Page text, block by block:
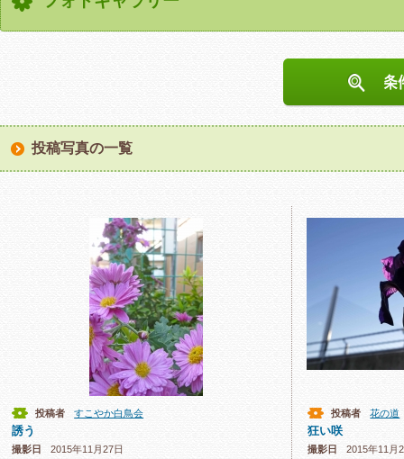
投稿写真の一覧
投稿者 すこやか白鳥会
誘う
撮影日
2015年11月27日
投稿者 花の道
狂い咲
撮影日
2015年11月